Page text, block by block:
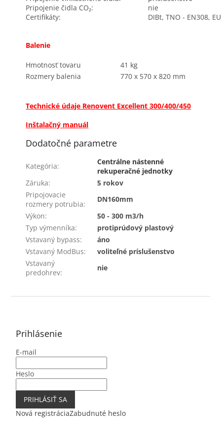
Pripojenie čidla CO₂:
nie
Certifikáty:
DIBt, TNO - EN308,
Balenie
Hmotnosť tovaru
41 kg
Rozmery balenia
770 x 570 x 820 mm
Technické údaje Renovent Excellent 300/400/450
Inštalačný manuál
Dodatočné parametre
Kategória:
Centrálne nástenné
rekuperačné jednotky
Záruka:
5 rokov
Pripojovacie
rozmery potrubia:
DN160mm
Výkon:
50 - 300 m3/h
Typ výmenníka:
protiprúdový plastový
Vstavaný bypass:
áno
Vstavaný ModBus:
voliteľné príslušenstvo
Vstavaný
predohrev:
nie
Prihlásenie
E-mail
Heslo
PRIHLÁSIŤ SA
Nová registráciaZabudnuté heslo